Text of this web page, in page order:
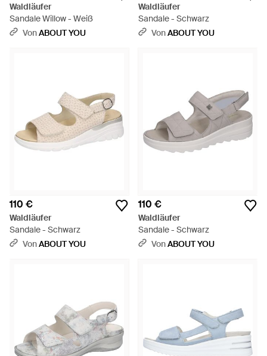
Waldläufer
Sandale Willow - Weiß
VonABOUT YOU
Waldläufer
Sandale - Schwarz
VonABOUT YOU
110 €
Waldläufer
Sandale - Schwarz
VonABOUT YOU
110 €
Waldläufer
Sandale - Schwarz
VonABOUT YOU